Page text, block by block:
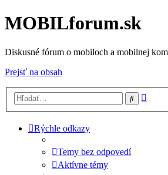
MOBILforum.sk
Diskusné fórum o mobiloch a mobilnej
Prejsť na obsah
Hľadať
Rýchle odkazy
Temy bez odpovedí
Aktívne témy